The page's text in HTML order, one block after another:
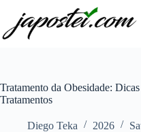
conteúdo
Tratamento da Obesidade:
Tratamentos
Diego Teka 2026